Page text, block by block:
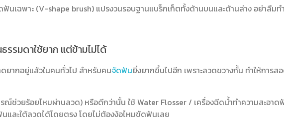
นเฉพาะ (V-shape brush) แปรงวนรอบฐานแบร็กเก็ตทั้งด้านบนและด้านล่าง อย่าลืมท
รมดาใช้ยาก แต่ข้ามไม่ได้
ยากอยู่แล้วในคนทั่วไป สำหรับคนจัดฟันยิ่งยากขึ้นไปอีก เพราะลวดขวางกั้น ทำให้การส
ณ์ช่วยร้อยไหมผ่านลวด) หรือดีกว่านั้น ใช้ Water Flosser / เครื่องฉีดน้ำทำความสะอาด
และใต้ลวดได้โดยตรง โดยไม่ต้องง้อไหมขัดฟันเลย